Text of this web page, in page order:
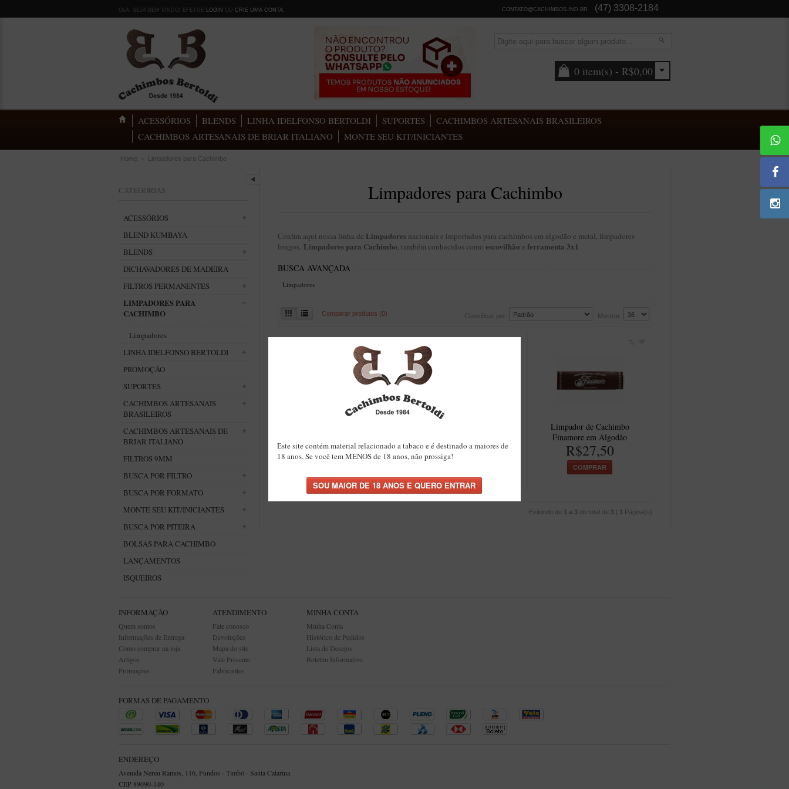
CONTATO@CACHIMBOS.IND.BR (47) 3308-2184
OLÁ, SEJA BEM VINDO! EFETUE LOGIN OU CRIE UMA CONTA.
0 item(s) - R$0,00
ACESSÓRIOS BLENDS LINHA IDELFONSO BERTOLDI SUPORTES
CACHIMBOS ARTESANAIS BRASILEIROS
CACHIMBOS ARTESANAIS DE BRIAR ITALIANO
MONTE SEU KIT/INICIANTES
Home Limpadores para Cachimbo
CATEGORIAS
ACESSÓRIOS
BLEND KUMBAYA
BLENDS
DICHAVADORES DE MADEIRA
FILTROS PERMANENTES
LIMPADORES PARA
CACHIMBO
Limpadores
LINHA IDELFONSO BERTOLDI
PROMOÇÃO
SUPORTES
CACHIMBOS ARTESANAIS
BRASILEIROS
CACHIMBOS ARTESANAIS DE
BRIAR ITALIANO
FILTROS 9MM
BUSCA POR FILTRO
BUSCA POR FORMATO
MONTE SEU KIT/INICIANTES
BUSCA POR PITEIRA
BOLSAS PARA CACHIMBO
LANÇAMENTOS
ISQUEIROS
Limpadores para Cachimbo
Confira aqui nossa linha de Limpadores nacionais e importados para cachimbos em algodão e metal, limpadores
longos. Limpadores para Cachimbo, também conhecidos como escovilhão e ferramenta 3x1
BUSCA AVANÇADA
Limpadores
Comparar produtos (0) Classificar por: Mostrar:
R$118,00
Metal
R$35,00
COMPRAR
Limpador de Cachimbo
Finamore em Algodão
R$27,50
COMPRAR
Exibindo de 1 a 3 do total de 3 | 1 Página(s)
INFORMAÇÃO
Quem somos
Informações de Entrega
Como comprar na loja
Artigos
Promoções
ATENDIMENTO
Fale conosco
Devoluções
Mapa do site
Vale Presente
Fabricantes
MINHA CONTA
Minha Conta
Histórico de Pedidos
Lista de Desejos
Boletim Informativo
FORMAS DE PAGAMENTO
ENDEREÇO
Avenida Nereu Ramos, 116, Fundos - Timbó - Santa Catarina
CEP 89090-140
Este site contém material relacionado a tabaco e é destinado a maiores de
18 anos. Se você tem MENOS de 18 anos, não prossiga!